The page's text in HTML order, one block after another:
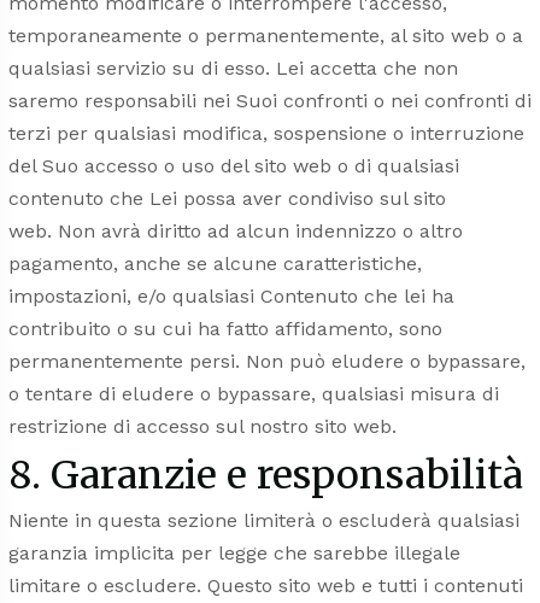
temporaneamente o permanentemente, al sito web o a
qualsiasi servizio su di esso. Lei accetta che non
saremo responsabili nei Suoi confronti o nei confronti di
terzi per qualsiasi modifica, sospensione o interruzione
del Suo accesso o uso del sito web o di qualsiasi
contenuto che Lei possa aver condiviso sul sito
web. Non avrà diritto ad alcun indennizzo o altro
pagamento, anche se alcune caratteristiche,
impostazioni, e/o qualsiasi Contenuto che lei ha
contribuito o su cui ha fatto affidamento, sono
permanentemente persi. Non può eludere o bypassare,
o tentare di eludere o bypassare, qualsiasi misura di
restrizione di accesso sul nostro sito web.
8. Garanzie e responsabilità
Niente in questa sezione limiterà o escluderà qualsiasi
garanzia implicita per legge che sarebbe illegale
limitare o escludere. Questo sito web e tutti i contenuti